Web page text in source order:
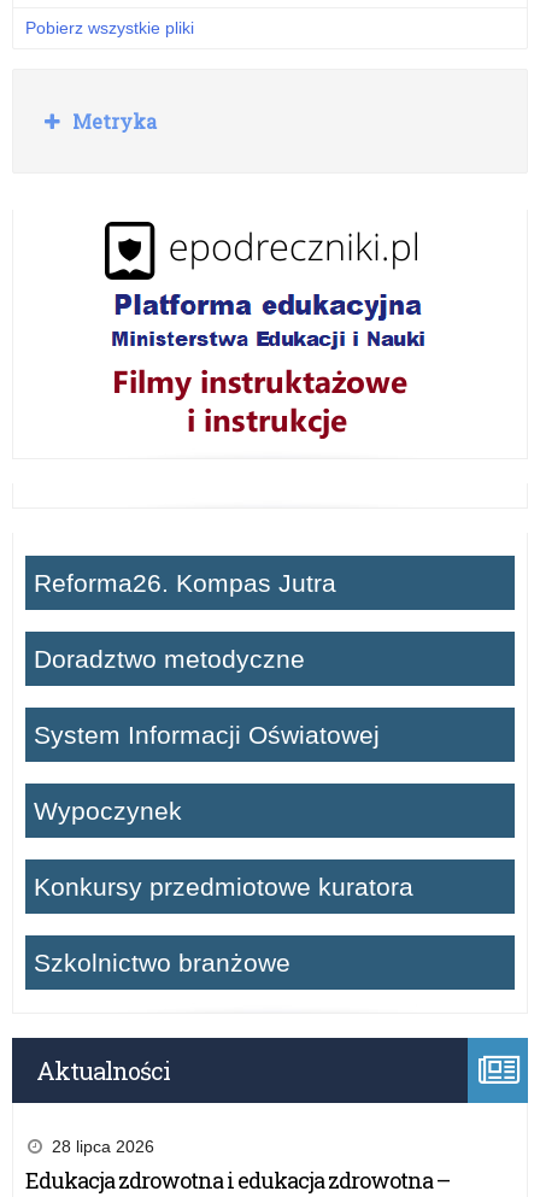
Pobierz wszystkie pliki
R
o
Metryka
Reforma26. Kompas Jutra
Doradztwo metodyczne
System Informacji Oświatowej
Wypoczynek
Konkursy przedmiotowe kuratora
Szkolnictwo branżowe
Aktualności
28 lipca 2026
Edukacja zdrowotna i edukacja zdrowotna –